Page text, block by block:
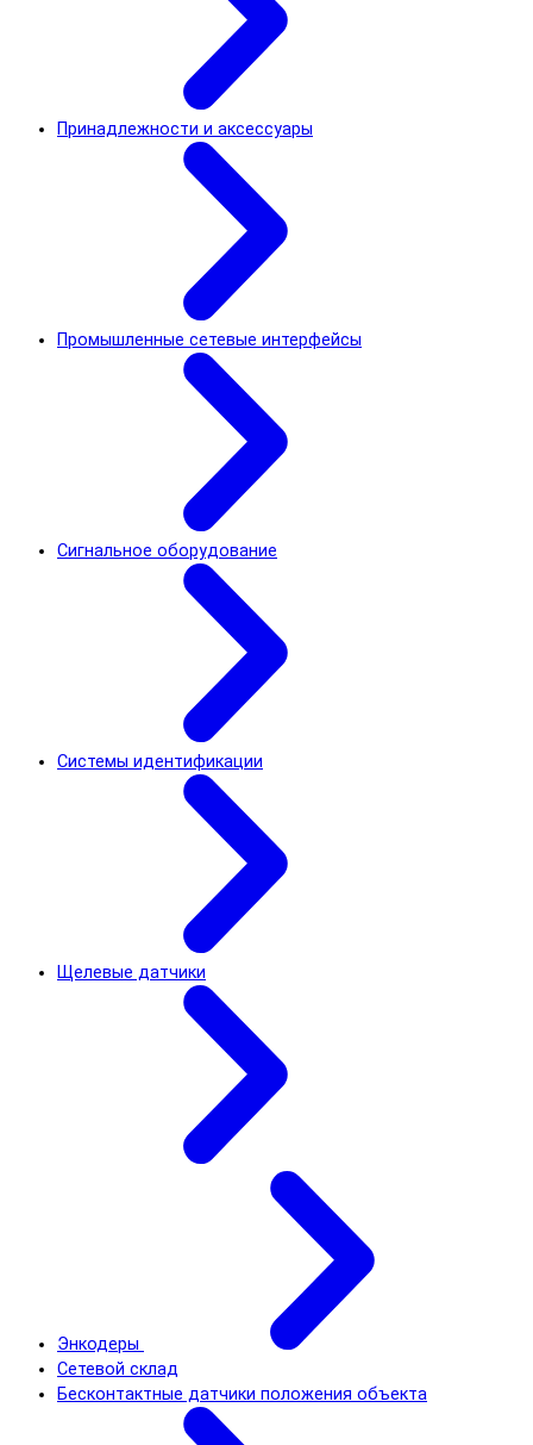
Принадлежности и аксессуары
Промышленные сетевые интерфейсы
Сигнальное оборудование
Системы идентификации
Щелевые датчики
Энкодеры
Сетевой склад
Бесконтактные датчики положения объекта